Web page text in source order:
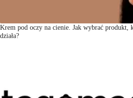
Krem pod oczy na cienie. Jak wybrać produkt,
działa?